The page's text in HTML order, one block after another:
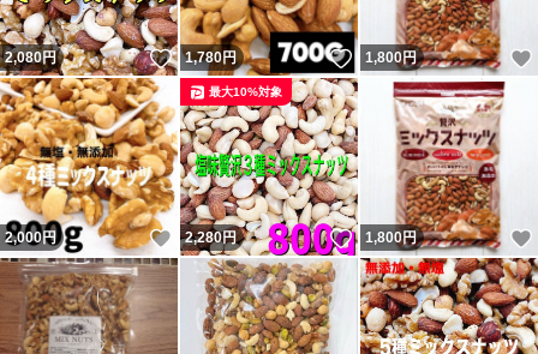
2,080円 いいね！
1,780円 いいね！
1,800円
2,000円 いいね！
2,280円 いいね！
最大10%対象
1,800円